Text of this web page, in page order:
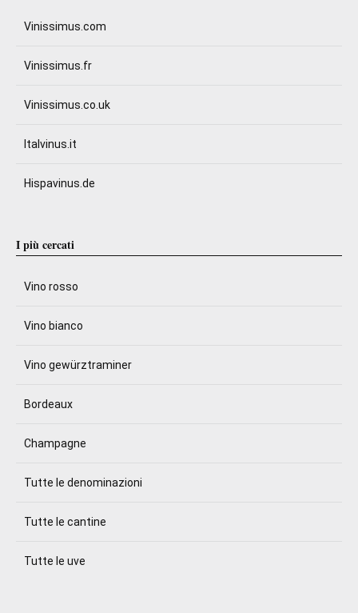
Vinissimus.com
Vinissimus.fr
Vinissimus.co.uk
Italvinus.it
Hispavinus.de
I più cercati
Vino rosso
Vino bianco
Vino gewürztraminer
Bordeaux
Champagne
Tutte le denominazioni
Tutte le cantine
Tutte le uve